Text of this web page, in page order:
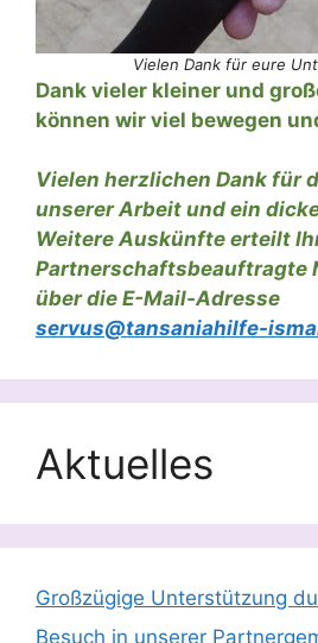
Vielen Dank für eure
Dank vieler kleiner und
können wir viel bewegen
Vielen herzlichen Dank für
unserer Arbeit und ein
Weitere Auskünfte erteilt
Partnerschaftsbeauftragte
über die E-Mail-Adresse
servus@tansaniahilfe-
Aktuelles
Großzügige Unterstützung
Besuch in unserer